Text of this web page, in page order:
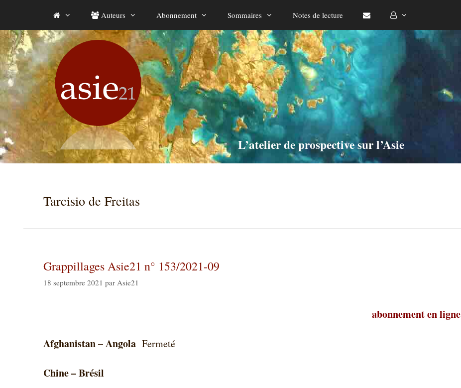
contenu
Auteurs Abonnement Sommaires Notes de lecture
L’atelier de prospective sur l’Asie
Tarcisio de Freitas
Grappillages Asie21 n° 153/2021-09
18 septembre 2021 par Asie21
abonnement en ligne
Afghanistan – Angola Fermeté
Chine – Brésil